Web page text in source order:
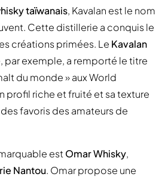
taïwanais, Kavalan est le nom
Cette distillerie a conquis le
créations primées. Le Kavalan
, par exemple, a remporté le titre
du monde » aux World
profil riche et fruité et sa texture
favoris des amateurs de
estOmar Whisky,
Nantou. Omar propose une